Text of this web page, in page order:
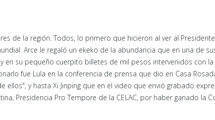
de la región. Todos, lo primero que hicieron al ver al
Arce le regaló un ekeko de la abundancia que en una de
su pequeño cuerpito billetes de mil pesos intervenidos con la
fue Lula en la conferencia de prensa que dio en Casa
y hasta Xi Jinping que en el video que envió grabado
Presidencia Pro Tempore de la CELAC, por haber ganado la